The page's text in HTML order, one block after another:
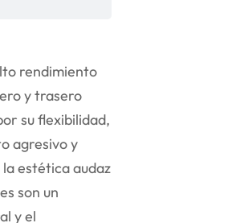
rendimiento
y trasero
su flexibilidad,
agresivo y
estética audaz
son un
y el